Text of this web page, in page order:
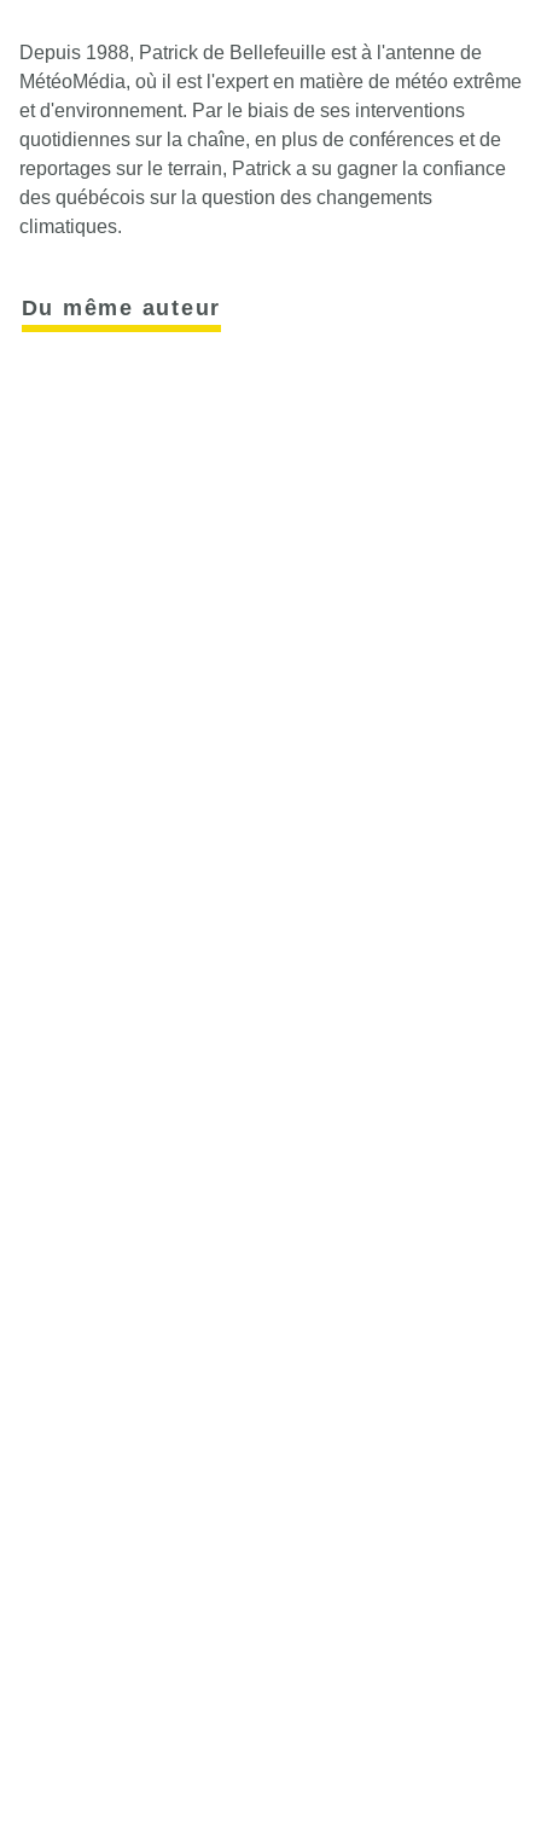
Depuis 1988, Patrick de Bellefeuille est à l'antenne de
MétéoMédia, où il est l'expert en matière de météo extrême
et d'environnement. Par le biais de ses interventions
quotidiennes sur la chaîne, en plus de conférences et de
reportages sur le terrain, Patrick a su gagner la confiance
des québécois sur la question des changements
climatiques.
Du même auteur